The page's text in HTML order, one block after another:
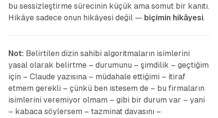
bu sessizleştirme sürecinin küçük ama somut bir kanıtı.
Hikâye sadece onun hikâyesi değil — biçimin hikâyesi.
Not: Belirtilen dizin sahibi algoritmaların isimlerini
yasal olarak belirtme – durumunu – şimdilik – geçtiğim
için – Claude yazısına – müdahale ettiğimi – itiraf
etmem gerekli – çünkü ben istesem de – bu firmaların
isimlerini veremiyor olmam – gibi bir durum var – yani
– kabaca söylersem – tazminat davasını –